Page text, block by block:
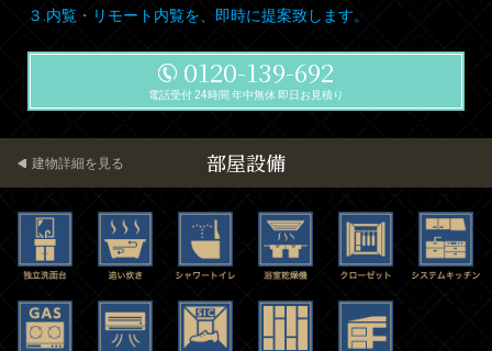
３.内覧・リモート内覧を、即時に提案致します。
0120-139-692
電話受付 24時間 年中無休 即日お見積り
部屋設備
建物詳細を見る